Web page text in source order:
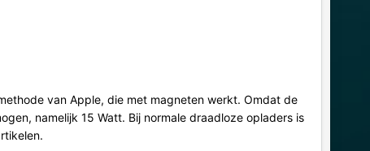
van Apple, die met magneten werkt. Omdat de
namelijk 15 Watt. Bij normale draadloze opladers is